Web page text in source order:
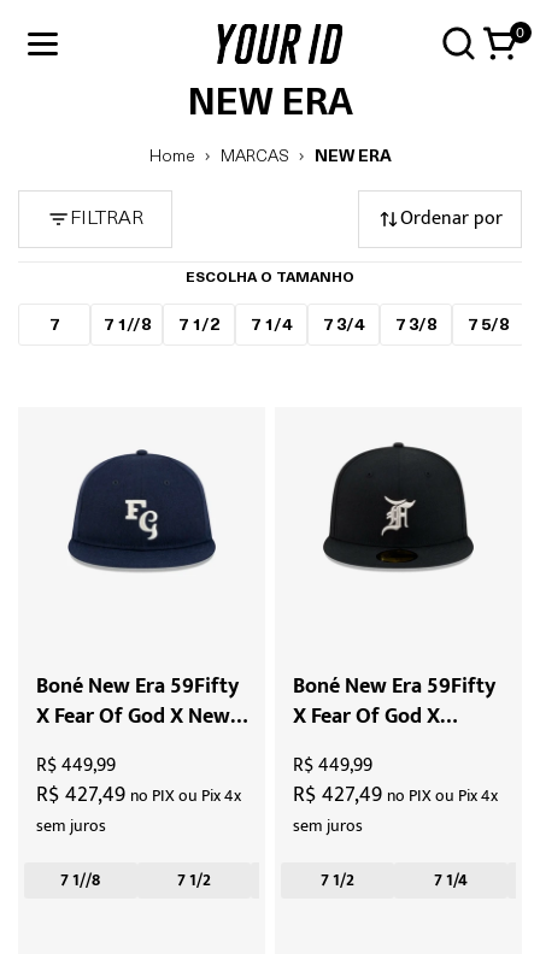
0
NEW ERA
Home MARCAS NEW ERA
FILTRAR Ordenar por
ESCOLHA O TAMANHO
7 7 1//8 7 1/2 7 1/4 7 3/4 7 3/8 7 5/8
Boné New Era 59Fifty
X Fear Of God X New
Retro Crown"
R$ 427,49 no PIX ou Pix 4x
sem juros
R$ 449,99
7 1//8 7 1/2 7 1/4 7 3/8
Boné New Era 59Fifty
X Fear Of God X
"Black"
R$ 427,49 no PIX ou Pix 4x
sem juros
R$ 449,99
7 1/2 7 1/4